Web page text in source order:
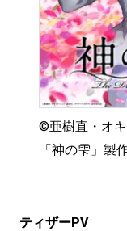
©亜樹直・オ
「神の雫」製
ティザーPV